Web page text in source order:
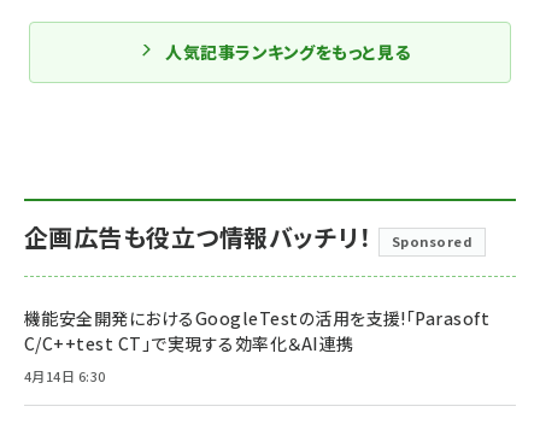
人気記事ランキングをもっと見る
企画広告も役立つ情報バッチリ！ Sponsored
機能安全開発におけるGoogleTestの活用を支援!「Parasoft
C/C++test CT」で実現する効率化＆AI連携
4月14日 6:30